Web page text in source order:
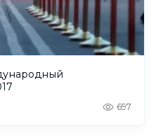
697